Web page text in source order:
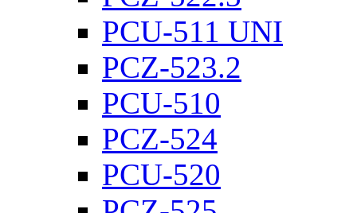
PCU-511 UNI
PCZ-523.2
PCU-510
PCZ-524
PCU-520